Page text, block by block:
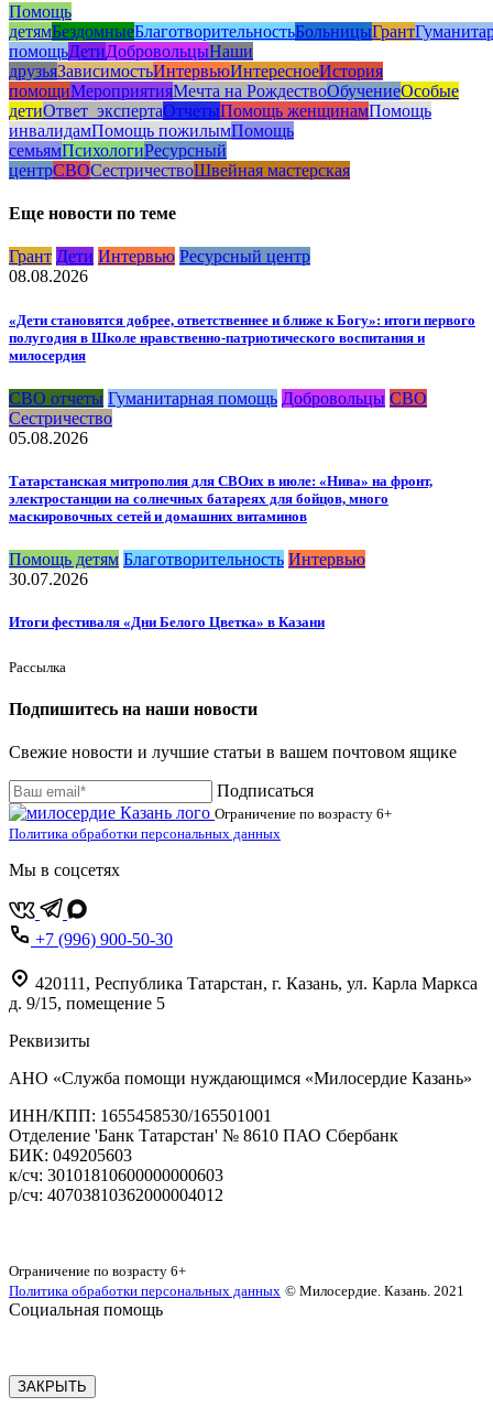
Помощь
детямБездомныеБлаготворительностьБольницыГрант
помощьДетиДобровольцыНаши
друзьяЗависимостьИнтервьюИнтересноеИстория
помощиМероприятияМечта на РождествоОбучениеОсобые
детиОтвет_экспертаОтчетыПомощь женщинамПомощь
инвалидамПомощь пожилымПомощь
семьямПсихологиРесурсный
центрСВОСестричествоШвейная мастерская
Еще новости по теме
Грант Дети Интервью Ресурсный центр
08.08.2026
«Дети становятся добрее, ответственнее и ближе к Богу»: итоги первого
полугодия в Школе нравственно-патриотического воспитания и
милосердия
СВО отчеты Гуманитарная помощь Добровольцы СВО
Сестричество
05.08.2026
Татарстанская митрополия для СВОих в июле: «Нива» на фронт,
электростанции на солнечных батареях для бойцов, много
маскировочных сетей и домашних витаминов
Помощь детям Благотворительность Интервью
30.07.2026
Итоги фестиваля «Дни Белого Цветка» в Казани
Рассылка
Подпишитесь на наши новости
Свежие новости и лучшие статьи в вашем почтовом ящике
Подписаться
Ограничение по возрасту 6+
Политика обработки персональных данных
Мы в соцсетях
+7 (996) 900-50-30
420111 , Республика Татарстан, г. Казань, ул. Карла Маркса
д. 9/15, помещение 5
Реквизиты
АНО «Служба помощи нуждающимся «Милосердие Казань»
‌ИНН/КПП: 1655458530/165501001
Отделение 'Банк Татарстан' № 8610 ПАО Сбербанк
БИК: 049205603
‌к/сч: 30101810600000000603
р/сч: 40703810362000004012
Ограничение по возрасту 6+
Политика обработки персональных данных © Милосердие. Казань. 2021
Социальная помощь
ЗАКРЫТЬ